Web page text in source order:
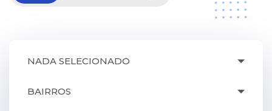
NADA SELECIONADO
BAIRROS